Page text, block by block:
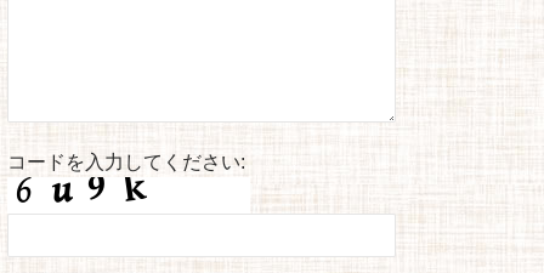
コードを入力してください: